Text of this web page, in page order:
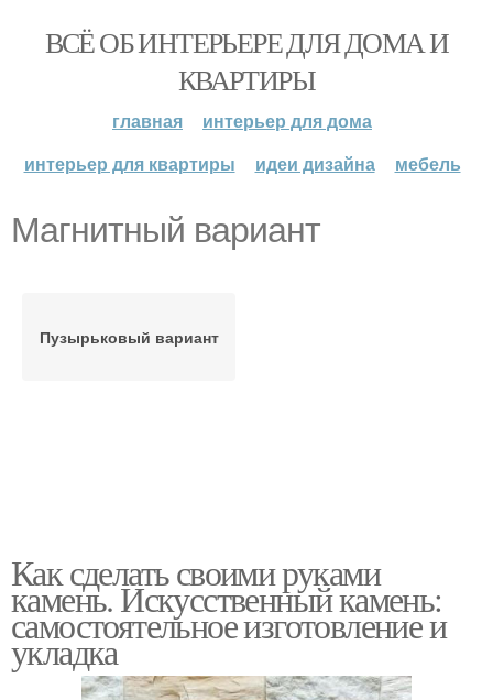
ВСЁ ОБ ИНТЕРЬЕРЕ ДЛЯ ДОМА И
КВАРТИРЫ
главная
интерьер для дома
интерьер для квартиры
идеи дизайна мебель
Магнитный вариант
Пузырьковый вариант
Как сделать своими руками
камень. Искусственный камень:
самостоятельное изготовление и
укладка